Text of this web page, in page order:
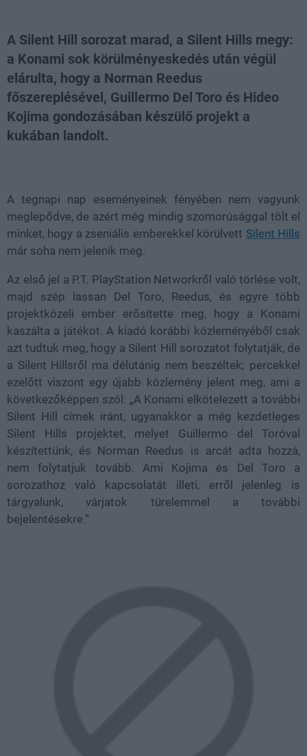
A Silent Hill sorozat marad, a Silent Hills megy:
a Konami sok körülményeskedés után végül
elárulta, hogy a Norman Reedus
főszereplésével, Guillermo Del Toro és Hideo
Kojima gondozásában készülő projekt a
kukában landolt.
A tegnapi nap eseményeinek fényében nem vagyunk
meglepődve, de azért még mindig szomorúsággal tölt el
minket, hogy a zseniális emberekkel körülvett Silent Hills
már soha nem jelenik meg.
Az első jel a P.T. PlayStation Networkről való törlése volt,
majd szép lassan Del Toro, Reedus, és egyre több
projektközeli ember erősítette meg, hogy a Konami
kaszálta a játékot. A kiadó korábbi közleményéből csak
azt tudtuk meg, hogy a Silent Hill sorozatot folytatják, de
a Silent Hillsről ma délutánig nem beszéltek; percekkel
ezelőtt viszont egy újabb közlemény jelent meg, ami a
következőképpen szól: „A Konami elkötelezett a további
Silent Hill címek iránt, ugyanakkor a még kezdetleges
Silent Hills projektet, melyet Guillermo del Toróval
készítettünk, és Norman Reedus is arcát adta hozzá,
nem folytatjuk tovább. Ami Kojima és Del Toro a
sorozathoz való kapcsolatát illeti, erről jelenleg is
tárgyalunk, várjatok türelemmel a további
bejelentésekre.”